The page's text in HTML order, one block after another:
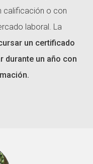
calificación o con
laboral. La
un certificado
durante un año con